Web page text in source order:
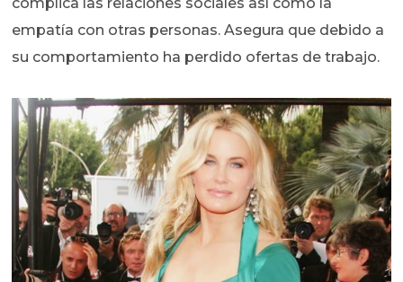
empatía con otras personas. Asegura que debido a
su comportamiento ha perdido ofertas de trabajo.